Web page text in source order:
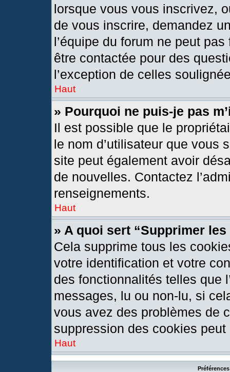
lorsque vous vous inscrivez,
de vous inscrire, demandez
l’équipe du forum ne peut
être contactée pour des
l’exception de celles
Haut
» Pourquoi ne puis-je pas
Il est possible que le
le nom d’utilisateur que vous
site peut également avoir
de nouvelles. Contactez
renseignements.
Haut
» A quoi sert “Supprimer
Cela supprime tous les
votre identification et votre
des fonctionnalités telles que
messages, lu ou non-lu, si
vous avez des problèmes de
suppression des cookies peut
Haut